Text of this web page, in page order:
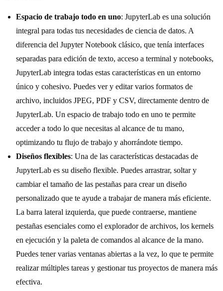
Espacio de trabajo todo en uno: JupyterLab es una solución
integral para todas tus necesidades de ciencia de datos. A
diferencia del Jupyter Notebook clásico, que tenía interfaces
separadas para edición de texto, acceso a terminal y notebooks,
JupyterLab integra todas estas características en un entorno
único y cohesivo. Puedes ver y editar varios formatos de
archivo, incluidos JPEG, PDF y CSV, directamente dentro de
JupyterLab. Un espacio de trabajo todo en uno te permite
acceder a todo lo que necesitas al alcance de tu mano,
optimizando tu flujo de trabajo y ahorrándote tiempo.
Diseños flexibles: Una de las características destacadas de
JupyterLab es su diseño flexible. Puedes arrastrar, soltar y
cambiar el tamaño de las pestañas para crear un diseño
personalizado que te ayude a trabajar de manera más eficiente.
La barra lateral izquierda, que puede contraerse, mantiene
pestañas esenciales como el explorador de archivos, los kernels
en ejecución y la paleta de comandos al alcance de la mano.
Puedes tener varias ventanas abiertas a la vez, lo que te permite
realizar múltiples tareas y gestionar tus proyectos de manera más
efectiva.